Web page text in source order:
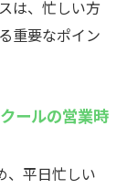
は、忙しい方
重要なポイン
ールの営業時
、平日忙しい